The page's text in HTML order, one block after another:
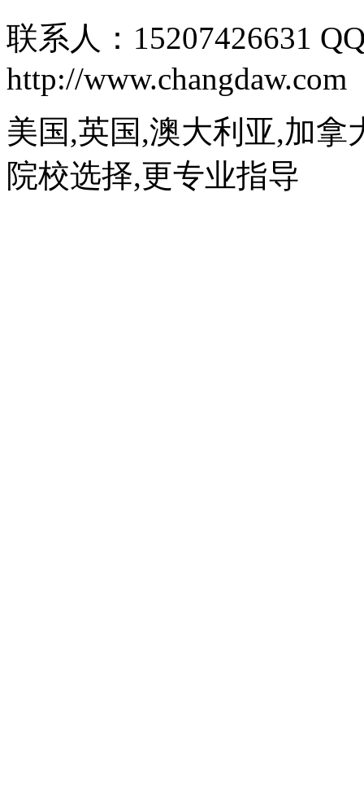
联系人：15207426631
http://www.changdaw.com
美国,英国,澳大利亚,加拿
院校选择,更专业指导